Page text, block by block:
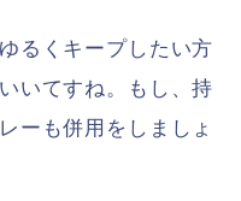
るくキープしたい方
いてすね。もし、持
ーも併用をしましょ